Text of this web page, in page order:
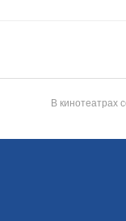
В кинотеатрах